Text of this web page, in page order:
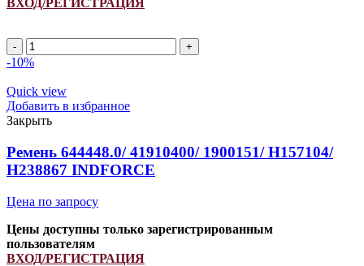
ВХОД/РЕГИСТРАЦИЯ
A
1120Li/
ремень
клиновой
INDFORCE
Strongest
quantity
-10%
Quick view
Добавить в избранное
Закрыть
Ремень 644448.0/ 41910400/ 1900151/ H157104/
H238867 INDFORCE
Цена по запросу
Цены доступны только зарегистрированным
пользователям
ВХОД/РЕГИСТРАЦИЯ